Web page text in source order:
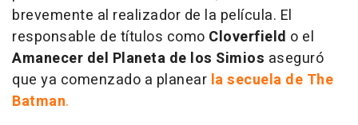
brevemente al realizador de la película. El
responsable de títulos como Cloverfield o el
Amanecer del Planeta de los Simios aseguró
que ya comenzado a planear la secuela de The
Batman.